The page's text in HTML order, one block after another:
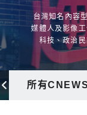
台灣知名內容
媒體人及影像
科技、政治
所有